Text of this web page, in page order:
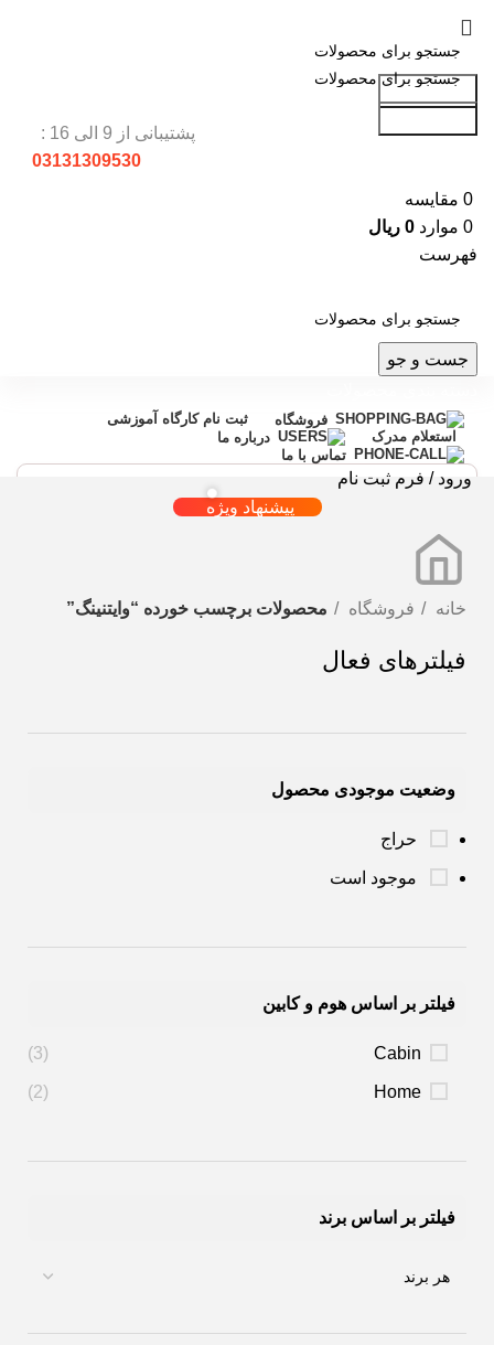
جست و جو
پشتیبانی از 9 الی 16 :
03131309530
0 مقایسه
0 موارد 0 ریال
فهرست
جست و جو
فروشگاه
ثبت نام کارگاه آموزشی
استعلام مدرک
درباره ما
تماس با ما
ورود / فرم ثبت نام
پیشنهاد ویژه
خانه فروشگاه محصولات برچسب خورده “وایتنینگ”
فیلترهای فعال
وضعیت موجودی محصول
حراج
موجود است
فیلتر بر اساس هوم و کابین
Cabin
(3)
Home
(2)
فیلتر بر اساس برند